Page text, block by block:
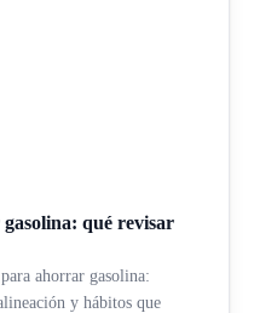
qué revisar
ahorrar gasolina:
y hábitos que